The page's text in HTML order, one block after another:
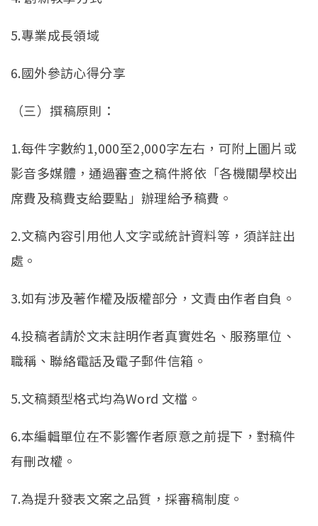
5.專業成長領域
6.國外參訪心得分享
（三）撰稿原則：
1.每件字數約1,000至2,000字左右，可附上圖片或
影音多媒體，通過審查之稿件將依「各機關學校出
席費及稿費支給要點」辦理給予稿費。
2.文稿內容引用他人文字或統計資料等，須詳註出
處。
3.如有涉及著作權及版權部分，文責由作者自負。
4.投稿者請於文末註明作者真實姓名、服務單位、
職稱、聯絡電話及電子郵件信箱。
5.文稿類型格式均為Word 文檔。
6.本編輯單位在不影響作者原意之前提下，對稿件
有刪改權。
7.為提升發表文案之品質，採審稿制度。